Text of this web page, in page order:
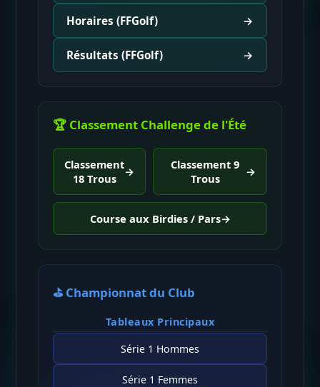
Horaires (FFGolf) →
Résultats (FFGolf) →
🏆 Classement Challenge de l'Été
Classement
18 Trous
→
Classement 9
Trous
→
Course aux Birdies / Pars→
⛳ Championnat du Club
Tableaux Principaux
Série 1 Hommes
Série 1 Femmes